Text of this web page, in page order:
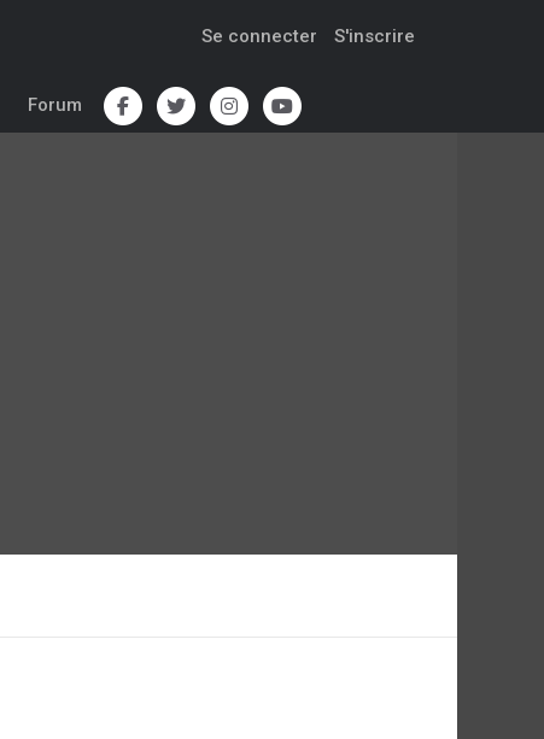
Se connecter S'inscrire
Forum